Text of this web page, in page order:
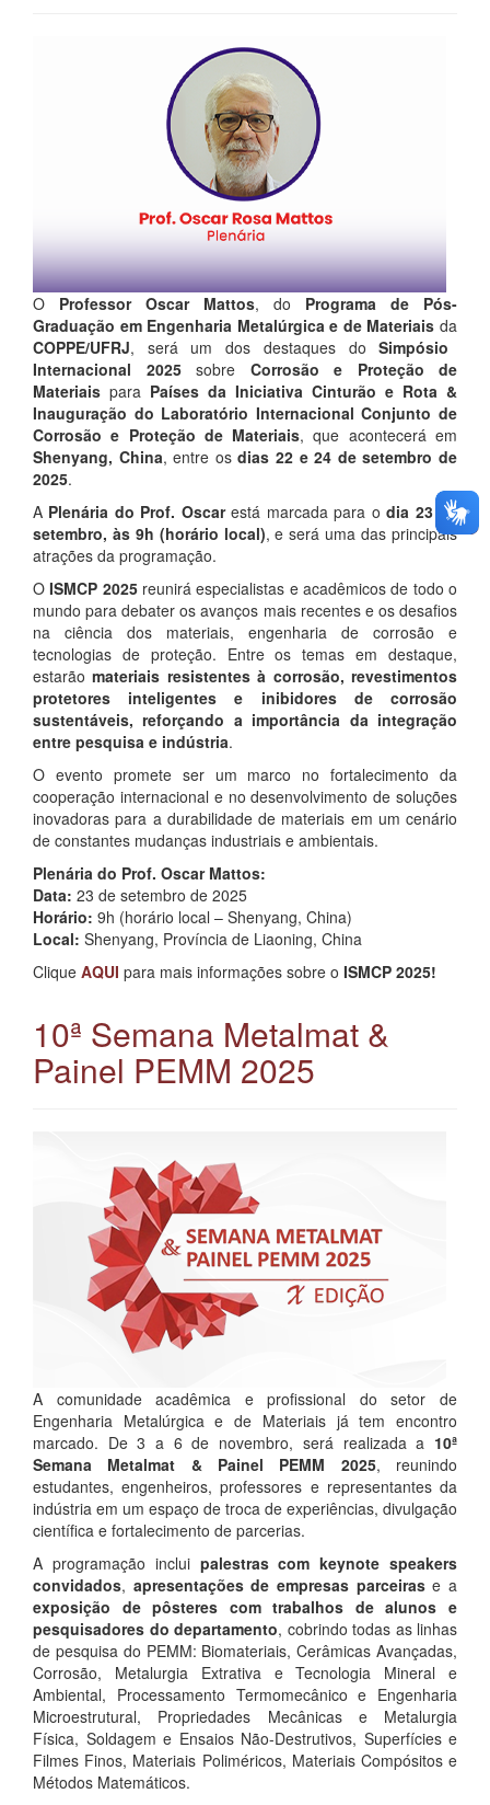
O Professor Oscar Mattos, do Programa de Pós-
Graduação em Engenharia Metalúrgica e de Materiais da
COPPE/UFRJ, será um dos destaques doSimpósio
Internacional 2025sobre Corrosão e Proteção de
Materiais para Países da Iniciativa Cinturão e Rota &
Inauguração do Laboratório Internacional Conjunto de
Corrosão e Proteção de Materiais, que acontecerá em
Shenyang, China, entre osdias 22 e 24 de setembro de
2025.
A Plenária do Prof. Oscarestá marcada para odia 23 de
setembro, às 9h (horário local), e será uma das principais
atrações da programação.
OISMCP 2025reunirá especialistas e acadêmicos de todo o
mundo para debater os avanços mais recentes e os desafios
na ciência dos materiais, engenharia de corrosão e
tecnologias de proteção. Entre os temas em destaque,
estarãomateriais resistentes à corrosão, revestimentos
protetores inteligentes e inibidores de corrosão
sustentáveis, reforçando a importância da integração
entre pesquisa e indústria.
O evento promete ser um marco no fortalecimento da
cooperação internacional e no desenvolvimento de soluções
inovadoras para a durabilidade de materiais em um cenário
de constantes mudanças industriais e ambientais.
Plenária do Prof. Oscar Mattos:
Data: 23 de setembro de 2025
Horário: 9h (horário local – Shenyang, China)
Local: Shenyang, Província de Liaoning, China
Clique AQUI para mais informações sobre o ISMCP 2025!
10ª Semana Metalmat &
Painel PEMM 2025
A comunidade acadêmica e profissional do setor de
Engenharia Metalúrgica e de Materiais já tem encontro
marcado. De 3 a 6 de novembro, será realizada a 10ª
Semana Metalmat & Painel PEMM 2025, reunindo
estudantes, engenheiros, professores e representantes da
indústria em um espaço de troca de experiências, divulgação
científica e fortalecimento de parcerias.
A programação inclui palestras com keynote speakers
convidados, apresentações de empresas parceirase a
exposição de pôsteres com trabalhos de alunos e
pesquisadores do departamento, cobrindo todas as linhas
de pesquisa do PEMM: Biomateriais, Cerâmicas Avançadas,
Corrosão, Metalurgia Extrativa e Tecnologia Mineral e
Ambiental, Processamento Termomecânico e Engenharia
Microestrutural, Propriedades Mecânicas e Metalurgia
Física, Soldagem e Ensaios Não-Destrutivos, Superfícies e
Filmes Finos, Materiais Poliméricos, Materiais Compósitos e
Métodos Matemáticos.